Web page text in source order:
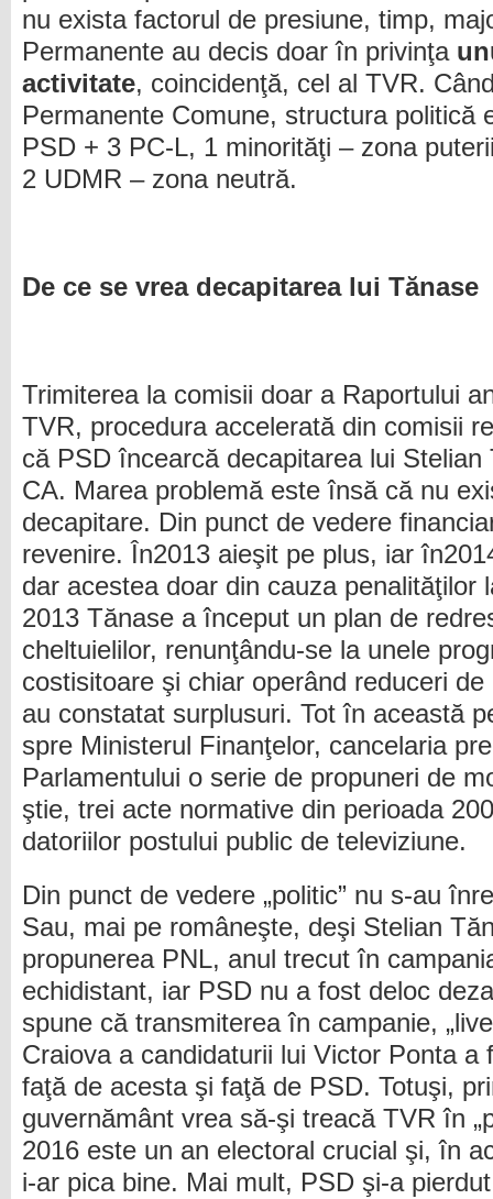
nu exista factorul de presiune, timp,
Permanente au decis doar în privinţa
activitate, coincidenţă, cel al TVR.
Permanente Comune, structura politică
PSD + 3 PC-L, 1 minorităţi – zona
2 UDMR – zona neutră.
De ce se vrea decapitarea lui Tănase
Trimiterea la comisii doar a Raportului
TVR, procedura accelerată din comisii
că PSD încearcă decapitarea lui Stelian
CA. Marea problemă este însă că nu
decapitare. Din punct de vedere
revenire. În2013 aieşit pe plus, iar
dar acestea doar din cauza penalităţilor
2013 Tănase a început un plan de
cheltuielilor, renunţându-se la unele
costisitoare şi chiar operând reduceri
au constatat surplusuri. Tot în această
spre Ministerul Finanţelor, cancelaria
Parlamentului o serie de propuneri de
ştie, trei acte normative din perioada
datoriilor postului public de televiziune.
Din punct de vedere „politic” nu s-au
Sau, mai pe româneşte, deşi Stelian
propunerea PNL, anul trecut în
echidistant, iar PSD nu a fost deloc
spune că transmiterea în campanie,
Craiova a candidaturii lui Victor Ponta a
faţă de acesta şi faţă de PSD. Totuşi,
guvernământ vrea să-şi treacă TVR în
2016 este un an electoral crucial şi, în
i-ar pica bine. Mai mult, PSD şi-a